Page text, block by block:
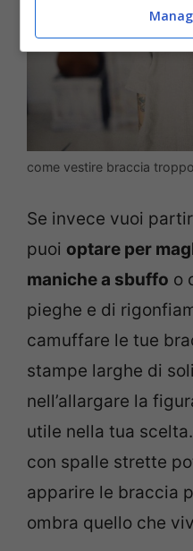
come vestire braccia
Se invece vuoi
puoi optare per
maniche a sbuffo o
pieghe e di
camuffare le tue
stampe larghe di
nell’allargare la
utile nella tua
con spalle strette
apparire le braccia
ombra quello che